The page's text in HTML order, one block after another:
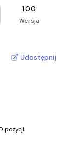
1.0.0
Wersja
Udostępnij
pozycji